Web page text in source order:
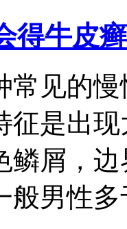
得牛皮癣
常见的
征是出
鳞屑，
般男性